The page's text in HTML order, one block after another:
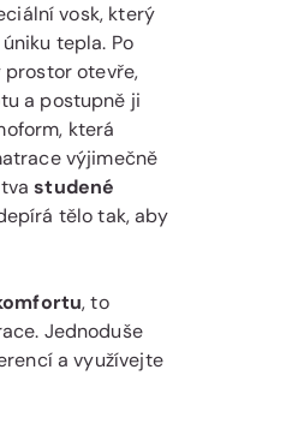
vosk, který
tepla. Po
otevře,
a postupně ji
která
výjimečně
studené
tělo tak, aby
, to
Jednoduše
a využívejte